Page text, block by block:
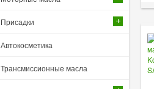
Присадки
Автокосметика
Трансмиссионные масла